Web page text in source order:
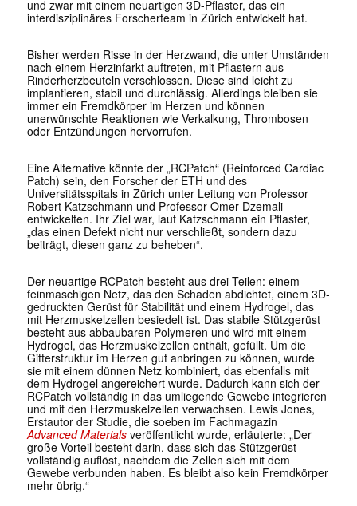
und zwar mit einem neuartigen 3D-Pflaster, das ein
interdisziplinäres Forscherteam in Zürich entwickelt hat.
Bisher werden Risse in der Herzwand, die unter Umständen
nach einem Herzinfarkt auftreten, mit Pflastern aus
Rinderherzbeuteln verschlossen. Diese sind leicht zu
implantieren, stabil und durchlässig. Allerdings bleiben sie
immer ein Fremdkörper im Herzen und können
unerwünschte Reaktionen wie Verkalkung, Thrombosen
oder Entzündungen hervorrufen.
Eine Alternative könnte der „RCPatch“ (Reinforced Cardiac
Patch) sein, den Forscher der ETH und des
Universitätsspitals in Zürich unter Leitung von Professor
Robert Katzschmann und Professor Omer Dzemali
entwickelten. Ihr Ziel war, laut Katzschmann ein Pflaster,
„das einen Defekt nicht nur verschließt, sondern dazu
beiträgt, diesen ganz zu beheben“.
Der neuartige RCPatch besteht aus drei Teilen: einem
feinmaschigen Netz, das den Schaden abdichtet, einem 3D-
gedruckten Gerüst für Stabilität und einem Hydrogel, das
mit Herzmuskelzellen besiedelt ist. Das stabile Stützgerüst
besteht aus abbaubaren Polymeren und wird mit einem
Hydrogel, das Herzmuskelzellen enthält, gefüllt. Um die
Gitterstruktur im Herzen gut anbringen zu können, wurde
sie mit einem dünnen Netz kombiniert, das ebenfalls mit
dem Hydrogel angereichert wurde. Dadurch kann sich der
RCPatch vollständig in das umliegende Gewebe integrieren
und mit den Herzmuskelzellen verwachsen. Lewis Jones,
Erstautor der Studie, die soeben im Fachmagazin
Advanced Materialsveröffentlicht wurde, erläuterte: „Der
große Vorteil besteht darin, dass sich das Stützgerüst
vollständig auflöst, nachdem die Zellen sich mit dem
Gewebe verbunden haben. Es bleibt also kein Fremdkörper
mehr übrig.“